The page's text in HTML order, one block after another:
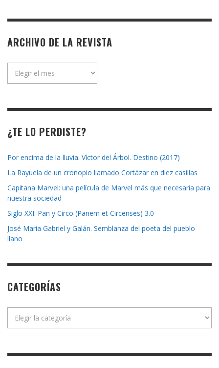
ARCHIVO DE LA REVISTA
¿TE LO PERDISTE?
Por encima de la lluvia. Víctor del Árbol. Destino (2017)
La Rayuela de un cronopio llamado Cortázar en diez casillas
Capitana Marvel: una película de Marvel más que necesaria para
nuestra sociedad
Siglo XXI: Pan y Circo (Panem et Circenses) 3.0
José María Gabriel y Galán. Semblanza del poeta del pueblo
llano
CATEGORÍAS